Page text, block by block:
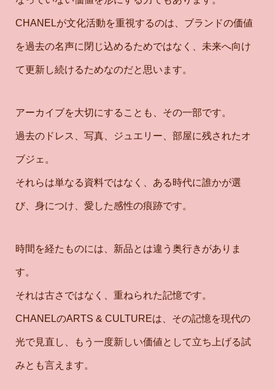
CHANELが文化活動を重視するのは、ブランドの価値
を過去の名声に閉じ込めるためではなく、未来へ向け
て更新し続けるためなのだと思います。
アーカイブを大切にすることも、その一部です。
過去のドレス、写真、ジュエリー、部屋に残されたオ
ブジェ。
それらは単なる資料ではなく、ある時代に誰かが選
び、身につけ、愛した感性の痕跡です。
時間を経たものには、新品とは違う奥行きがありま
す。
それは古さではなく、重ねられた記憶です。
CHANELのARTS & CULTUREは、その記憶を現代の
光で見直し、もう一度新しい価値として立ち上げる試
みとも言えます。